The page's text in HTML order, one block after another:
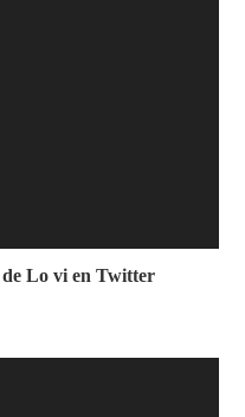
de Lo vi en Twitter